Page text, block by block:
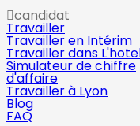
candidat
Travailler
Travailler en Intérim
Travailler dans
Simulateur de chiffre
d'affaire
Travailler à Lyon
Blog
FAQ